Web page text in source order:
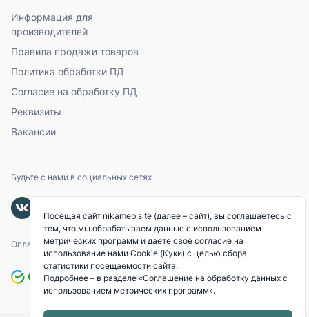
Информация для
производителей
Правила продажи товаров
Политика обработки ПД
Согласие на обработку ПД
Реквизиты
Вакансии
Будьте с нами в социальных сетях
Оплачивайте с помощью
Посещая сайт nikameb.site (далее – сайт), вы соглашаетесь с
тем, что мы обрабатываем данные с использованием
метрических программ и даёте своё согласие на
использование нами Cookie (Куки) с целью сбора
статистики посещаемости сайта.
Подробнее – в разделе «Соглашение на обработку данных с
использованием метрических программ».